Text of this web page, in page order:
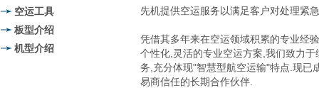
空运工具
板型介绍
机型介绍
先机提供空运服务以满足客户对处理紧
凭借其多年来在空运领域积累的专业经
个性化,灵活的专业空运方案,我们致力
务,充分体现"智慧型航空运输"特点.现已
易商信任的长期合作伙伴.